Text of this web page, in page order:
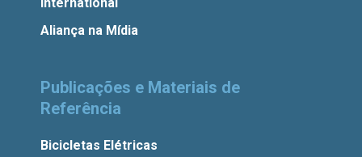
Aliança na Mídia
Publicações e Materiais de
Referência
Bicicletas Elétricas